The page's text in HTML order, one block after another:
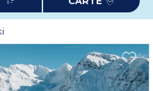
à votre séjour pour un
séjour grâce à
de matériel et forfaits remontées
ski avec Odalys et vivez un séjour